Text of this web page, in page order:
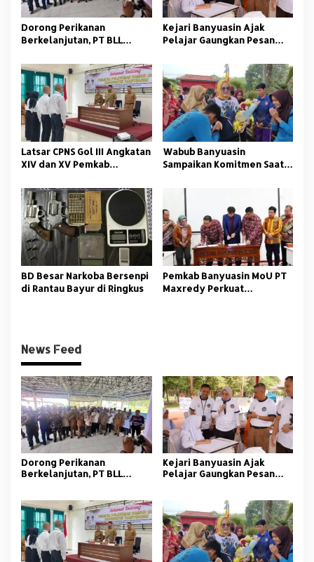
Dorong Perikanan
Berkelanjutan, PT BLL
dengan Pelatihan Alat
Tangkap
Kejari Banyuasin Ajak
Pelajar Gaungkan Pesan
Latsar CPNS Gol III Angkatan
XIV dan XV Pemkab
Wabub Banyuasin
Sampaikan Komitmen Saat
Nasional
BD Besar Narkoba Bersenpi
di Rantau Bayur di Ringkus
Pemkab Banyuasin MoU PT
Maxredy Perkuat
News Feed
Dorong Perikanan
Berkelanjutan, PT BLL
Tangkap
Kejari Banyuasin Ajak
Pelajar Gaungkan Pesan